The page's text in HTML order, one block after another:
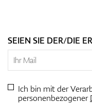
SEIEN SIE DER/DIE
Ich bin mit der
personenbezogener